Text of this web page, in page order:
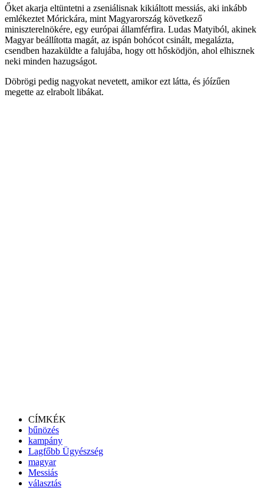
Őket akarja eltüntetni a zseniálisnak kikiáltott messiás, aki inkább
emlékeztet Mórickára, mint Magyarország következő
miniszterelnökére, egy európai államférfira. Ludas Matyiból, akinek
Magyar beállította magát, az ispán bohócot csinált, megalázta,
csendben hazaküldte a falujába, hogy ott hősködjön, ahol elhisznek
neki minden hazugságot.
Döbrögi pedig nagyokat nevetett, amikor ezt látta, és jóízűen
megette az elrabolt libákat.
CÍMKÉK
bűnözés
kampány
Lagfőbb Ügyészség
magyar
Messiás
választás